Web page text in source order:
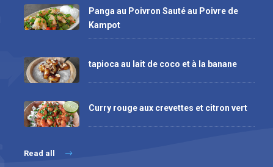
Panga au Poivron Sauté au Poivre de
Kampot
tapioca au lait de coco et à la banane
Curry rouge aux crevettes et citron vert
Read all